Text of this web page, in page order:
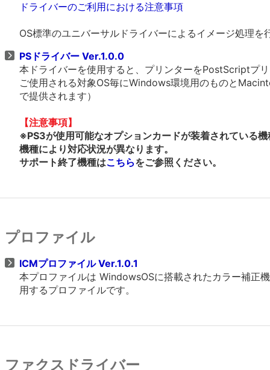
ドライバーのご利用における注意事項
OS標準のユニバーサルドライバーによるイメージ処理を
PSドライバー Ver.1.0.0
本ドライバーを使用すると、プリンターをPostScriptプ
ご使用される対象OS毎にWindows環境用のものと
で提供されます）
【注意事項】
※PS3が使用可能なオプションカードが装着されている
機種により対応状況が異なります。
サポート終了機種はこちらをご参照ください。
プロファイル
ICMプロファイル Ver.1.0.1
本プロファイルは WindowsOSに搭載されたカラー補正
用するプロファイルです。
ファクスドライバー